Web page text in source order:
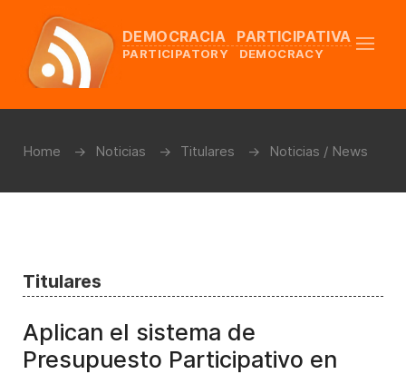
DEMOCRACIA PARTICIPATIVA
PARTICIPATORY DEMOCRACY
Home Noticias Titulares Noticias / News
Titulares
Aplican el sistema de
Presupuesto Participativo en